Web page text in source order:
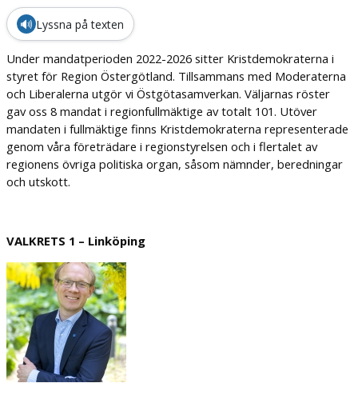
VÅRA FÖRETRÄDARE
REGIONALT VALPROGRAM 2022-2026
🔊 Lyssna på texten
Under mandatperioden 2022-2026 sitter Kristdemokraterna i
styret för Region Östergötland. Tillsammans med Moderaterna
och Liberalerna utgör vi Östgötasamverkan. Väljarnas röster
gav oss 8 mandat i regionfullmäktige av totalt 101. Utöver
mandaten i fullmäktige finns Kristdemokraterna representerade
genom våra företrädare i regionstyrelsen och i flertalet av
regionens övriga politiska organ, såsom nämnder, beredningar
och utskott.
VALKRETS 1 – Linköping